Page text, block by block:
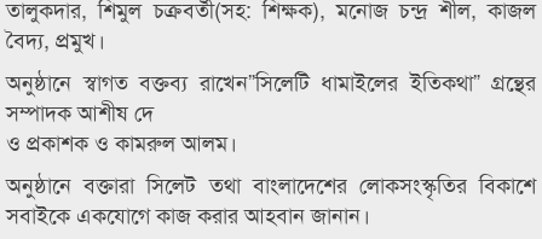
তালুকদার, শিমুল চক্রবর্তী(সহ: শিক্ষক), মনোজ চন্দ্র শীল, কাজল
বৈদ্য, প্রমুখ।
অনুষ্ঠানে স্বাগত বক্তব্য রাখেন”সিলেটি ধামাইলের ইতিকথা” গ্রন্থের
সম্পাদক আশীষ দে
ও প্রকাশক ও কামরুল আলম।
অনুষ্ঠানে বক্তারা সিলেট তথা বাংলাদেশের লোকসংস্কৃতির বিকাশে
সবাইকে একযোগে কাজ করার আহবান জানান।